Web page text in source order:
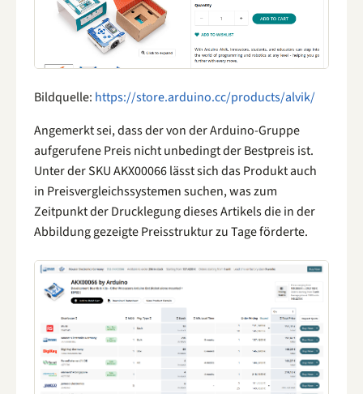
Bildquelle: https://store.arduino.cc/products/alvik/
Angemerkt sei, dass der von der Arduino-Gruppe
aufgerufene Preis nicht unbedingt der Bestpreis ist.
Unter der SKU AKX00066 lässt sich das Produkt auch
in Preisvergleichssystemen suchen, was zum
Zeitpunkt der Drucklegung dieses Artikels die in der
Abbildung gezeigte Preisstruktur zu Tage förderte.